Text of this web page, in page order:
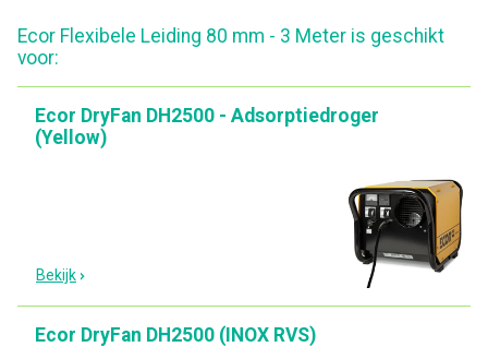
Ecor Flexibele Leiding 80 mm - 3 Meter is geschikt
voor:
Ecor DryFan DH2500 - Adsorptiedroger
(Yellow)
Bekijk
Ecor DryFan DH2500 (INOX RVS)